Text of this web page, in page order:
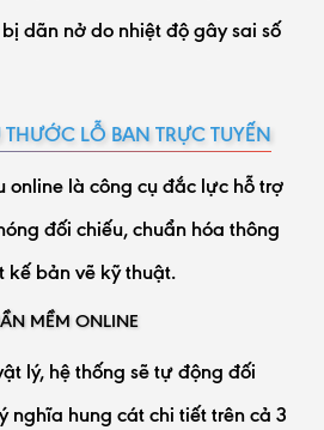
dãn nở do nhiệt độ gây sai số
LỖ BAN TRỰC TUYẾN
online là công cụ đắc lực hỗ trợ
đối chiếu, chuẩn hóa thông
kế bản vẽ kỹ thuật.
MỀM ONLINE
lý, hệ thống sẽ tự động đối
nghĩa hung cát chi tiết trên cả 3